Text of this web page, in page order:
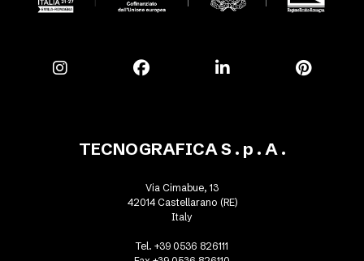
TECNOGRAFICA S . p . A .
Via Cimabue, 13
42014 Castellarano (RE)
Italy
Tel. +39 0536 826111